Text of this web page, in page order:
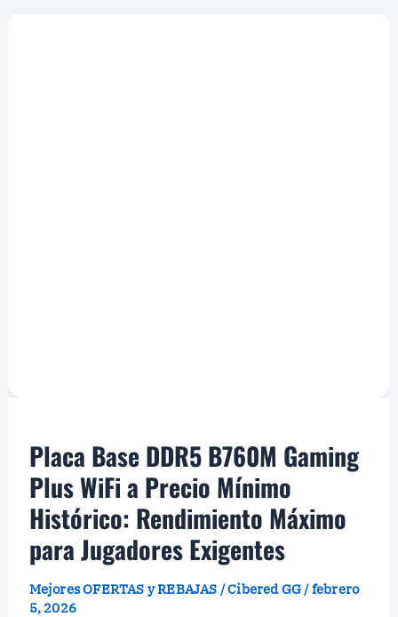
Placa Base DDR5 B760M Gaming
Plus WiFi a Precio Mínimo
Histórico: Rendimiento Máximo
para Jugadores Exigentes
Mejores OFERTAS y REBAJAS /Cibered GG /febrero
5, 2026